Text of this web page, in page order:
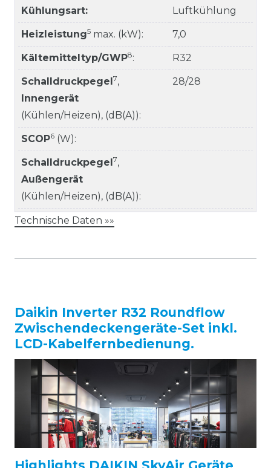
Kühlungsart: Luftkühlung
Heizleistung5 max. (kW): 7,0
Kältemitteltyp/GWP8: R32
Schalldruckpegel 7,
Innengerät
(Kühlen/Heizen), (dB(A)):
28/28
SCOP6 (W):
Schalldruckpegel 7,
Außengerät
(Kühlen/Heizen), (dB(A)):
Technische Daten »»
Daikin Inverter R32 Roundflow
Zwischendeckengeräte-Set inkl.
LCD-Kabelfernbedienung.